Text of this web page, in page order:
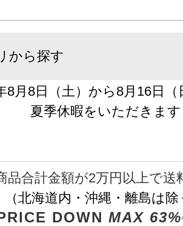
から探す
8月8日（土）から8月16日
夏季休暇をいただきます
品合計金額が2万円以上で送
（北海道内・沖縄・離島は
DOWN MAX